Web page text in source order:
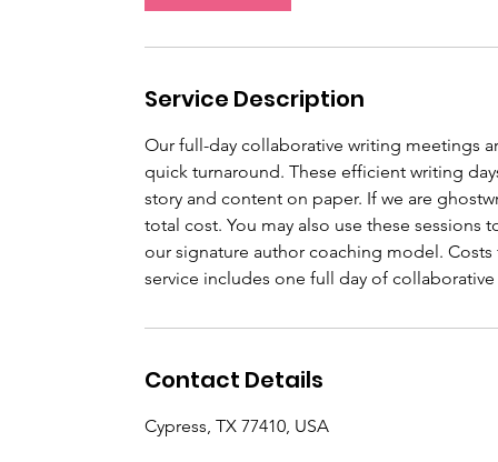
Service Description
Our full-day collaborative writing meetings
quick turnaround. These efficient writing
story and content on paper. If we are
total cost. You may also use these
our signature author coaching model.
service includes one full day of
Contact Details
Cypress, TX 77410, USA